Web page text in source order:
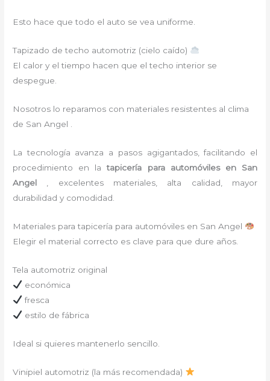
Esto hace que todo el auto se vea uniforme.
Tapizado de techo automotriz (cielo caído)
El calor y el tiempo hacen que el techo interior se
despegue.
Nosotros lo reparamos con materiales resistentes al clima
de San Angel .
La tecnología avanza a pasos agigantados, facilitando el
procedimiento en latapicería para automóviles en San
Angel
excelentes materiales, alta calidad, mayor
durabilidad y comodidad.
Materiales para tapicería para automóviles en San Angel
Elegir el material correcto es clave para que dure años.
Tela automotriz original
económica
fresca
estilo de fábrica
Ideal si quieres mantenerlo sencillo.
Vinipiel automotriz (la más recomendada)